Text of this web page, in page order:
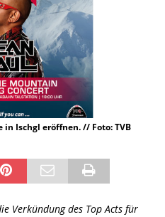
in Ischgl eröffnen. // Foto: TVB
Verkündung des Top Acts für